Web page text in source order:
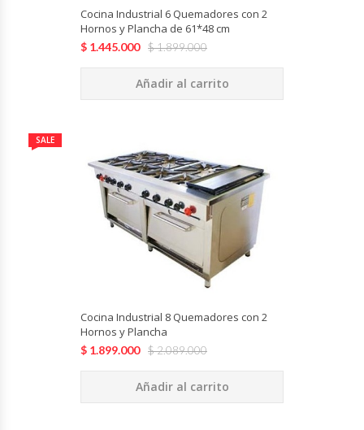
Mesones Refrigerados
Mesones Saladette
Módulos De Acero Inoxidable
Moledoras De Carne
Molinillos Para Café
Mural De Lácteos
Ovilladoras – Divisoras De Masa
Cocina Industrial 6 Quemadores con 2
Hornos y Plancha de 61*48 cm
$1.899.000
$ 1.445.000
Añadir al carrito
SALE
Cocina Industrial 8 Quemadores con 2
Hornos y Plancha
$2.089.000
$ 1.899.000
Añadir al carrito